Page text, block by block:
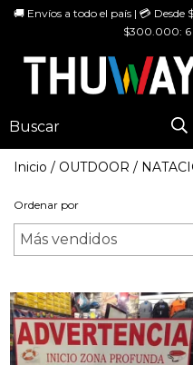
🚚 Envíos a todo el país | 💳 Desde
$300.000: 6
Inicio / OUTDOOR /
Ordenar por